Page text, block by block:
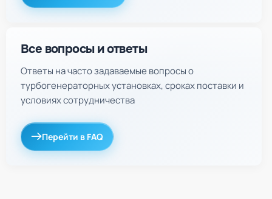
Все вопросы и ответы
Ответы на часто задаваемые вопросы о
турбогенераторных установках, сроках поставки и
условиях сотрудничества
Перейти в FAQ